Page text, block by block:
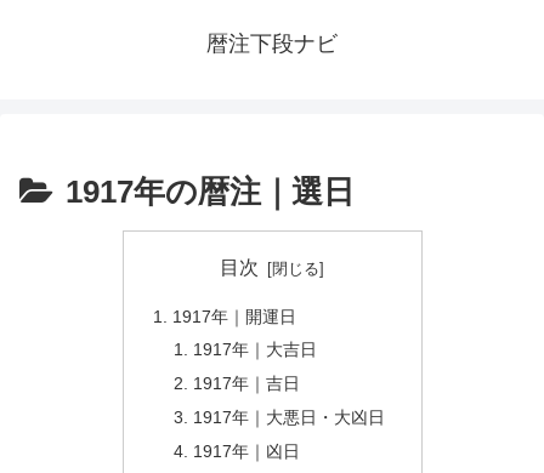
暦注下段ナビ
1917年の暦注｜選日
目次
1917年｜開運日
1917年｜大吉日
1917年｜吉日
1917年｜大悪日・大凶日
1917年｜凶日